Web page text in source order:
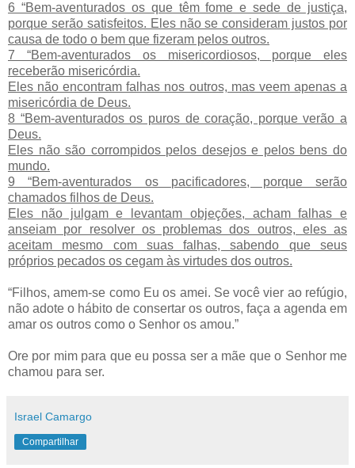
6 “Bem-aventurados os que têm fome e sede de justiça,
porque serão satisfeitos. Eles não se consideram justos por
causa de todo o bem que fizeram pelos outros.
7 “Bem-aventurados os misericordiosos, porque eles
receberão misericórdia.
Eles não encontram falhas nos outros, mas veem apenas a
misericórdia de Deus.
8 “Bem-aventurados os puros de coração, porque verão a
Deus.
Eles não são corrompidos pelos desejos e pelos bens do
mundo.
9 “Bem-aventurados os pacificadores, porque serão
chamados filhos de Deus.
Eles não julgam e levantam objeções, acham falhas e
anseiam por resolver os problemas dos outros, eles as
aceitam mesmo com suas falhas, sabendo que seus
próprios pecados os cegam às virtudes dos outros.
“Filhos, amem-se como Eu os amei. Se você vier ao refúgio,
não adote o hábito de consertar os outros, faça a agenda em
amar os outros como o Senhor os amou.”
Ore por mim para que eu possa ser a mãe que o Senhor me
chamou para ser.
Israel Camargo
Compartilhar